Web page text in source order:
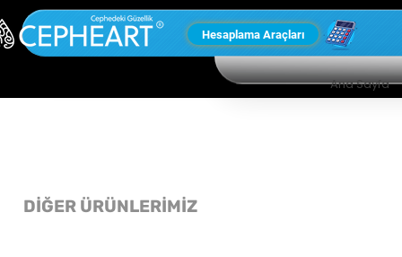
Hesaplama Araçları
Ana Sayfa
DİĞER ÜRÜNLERİMİZ